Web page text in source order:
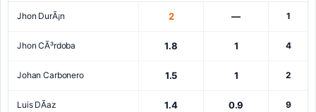
Jhon DurÃ¡n 2 — 1
Jhon CÃ³rdoba 1.8 1 4
Johan Carbonero 1.5 1 2
Luis DÃ­az 1.4 0.9 9